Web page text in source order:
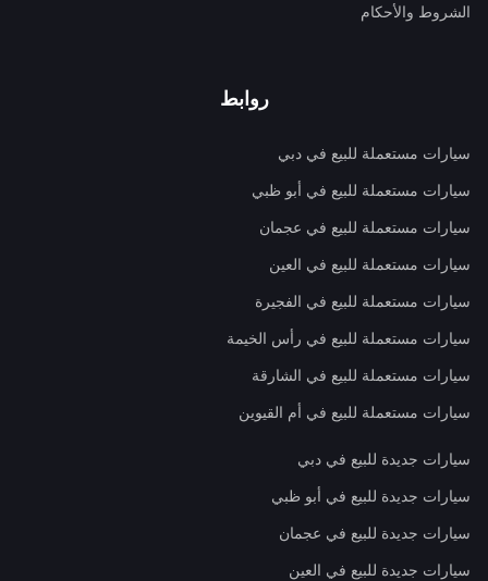
الشروط والأحكام
روابط
سيارات مستعملة للبيع في دبي
سيارات مستعملة للبيع في أبو ظبي
سيارات مستعملة للبيع في عجمان
سيارات مستعملة للبيع في العين
سيارات مستعملة للبيع في الفجيرة
سيارات مستعملة للبيع في رأس الخيمة
سيارات مستعملة للبيع في الشارقة
سيارات مستعملة للبيع في أم القيوين
سيارات جديدة للبيع في دبي
سيارات جديدة للبيع في أبو ظبي
سيارات جديدة للبيع في عجمان
سيارات جديدة للبيع في العين